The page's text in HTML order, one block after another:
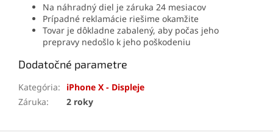
Na náhradný diel je záruka 24 mesiacov
Prípadné reklamácie riešime okamžite
Tovar je dôkladne zabalený, aby počas jeho
prepravy nedošlo k jeho poškodeniu
Dodatočné parametre
Kategória:
iPhone X - Displeje
Záruka: 2 roky